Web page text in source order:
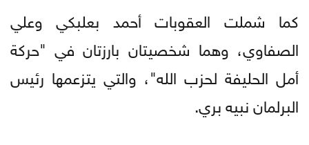
كما شملت العقوبات أحمد بعلبكي وعلي
الصفاوي، وهما شخصيتان بارزتان في "حركة
أمل الحليفة لحزب الله"، والتي يتزعمها رئيس
البرلمان نبيه بري.